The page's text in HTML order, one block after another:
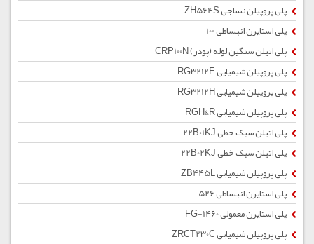
پلی پروپیلن نساجی ZH564S
پلی استایرن انبساطی 100
پلی اتیلن سنگین لوله (پودر) CRP100N
پلی پروپیلن شیمیایی RG3212E
پلی پروپیلن شیمیایی RG3212H
پلی پروپیلن شیمیایی RGH&R
پلی اتیلن سبک خطی 22B01KJ
پلی اتیلن سبک خطی 22B02KJ
پلی پروپیلن شیمیایی ZB445L
پلی استایرن انبساطی 526
پلی استایرن معمولی 1460-FG
پلی پروپیلن شیمیایی ZRCT230C